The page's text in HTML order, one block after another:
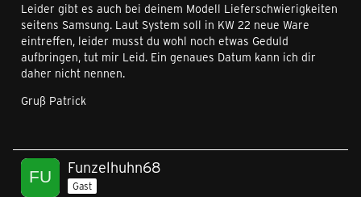
Leider gibt es auch bei deinem Modell Lieferschwierigkeiten
seitens Samsung. Laut System soll in KW 22 neue Ware
eintreffen, leider musst du wohl noch etwas Geduld
aufbringen, tut mir Leid. Ein genaues Datum kann ich dir
daher nicht nennen.
Gruß Patrick
Funzelhuhn68
Gast